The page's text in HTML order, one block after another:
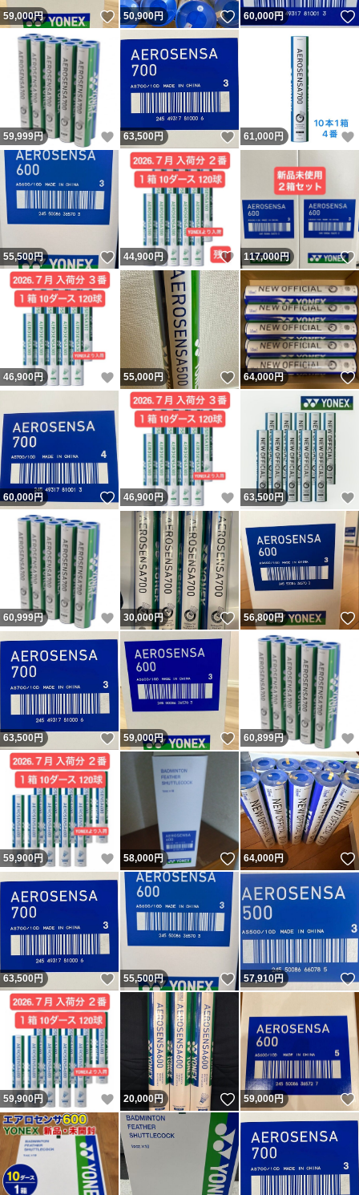
59,000円 いいね！
50,900円 いいね！
60,000円
59,999円 いいね！
63,500円 いいね！
61,000 円
55,500円 いいね！
44,900円 いいね！
117,000円
46,900円 いいね！
55,000円 いいね！
64,000円
60,000円 いいね！
46,900円 いいね！
63,500円
60,999円 いいね！
30,000円 いいね！
56,800円
63,500円 いいね！
59,000円 いいね！
60,899円
59,900円 いいね！
58,000円 いいね！
64,000円
63,500円 いいね！
55,500円 いいね！
57,910円
59,900円 いいね！
20,000円 いいね！
59,000円